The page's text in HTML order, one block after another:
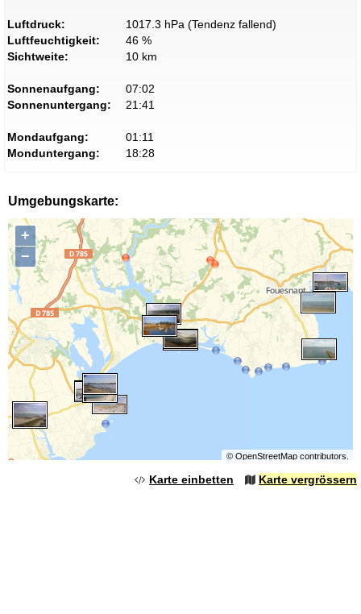
Luftdruck:
1017.3 hPa (Tendenz fallend)
Luftfeuchtigkeit:
46 %
Sichtweite:
10 km
Sonnenaufgang:
07:02
Sonnenuntergang:
21:41
Mondaufgang:
01:11
Monduntergang:
18:28
Umgebungskarte:
+
−
© OpenStreetMapcontributors.
Karte einbetten Karte vergrössern